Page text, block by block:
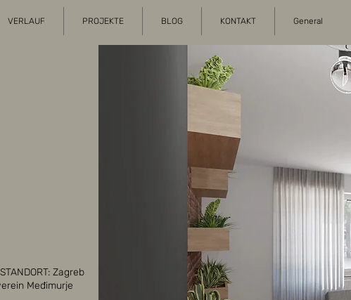
VERLAUF PROJEKTE BLOG KONTAKT General
STANDORT: Zagreb
Međimurje